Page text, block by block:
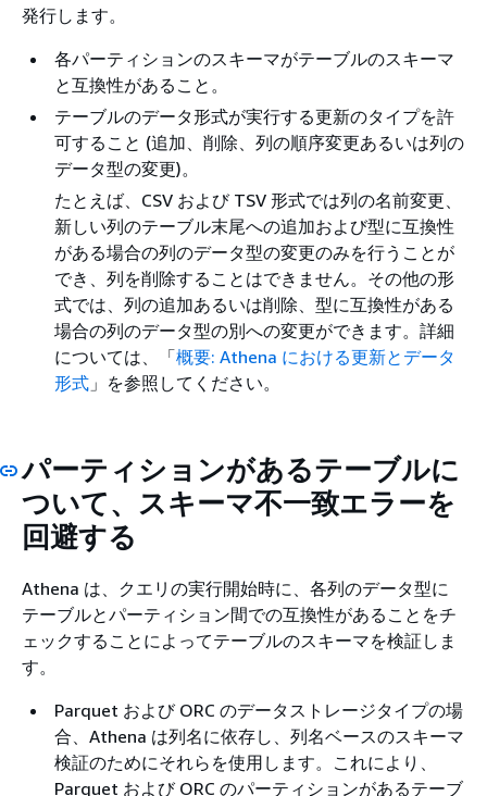
発行します。
各パーティションのスキーマがテーブルのスキーマ
と互換性があること。
テーブルのデータ形式が実行する更新のタイプを許
可すること (追加、削除、列の順序変更あるいは列の
データ型の変更)。
たとえば、CSV および TSV 形式では列の名前変更、
新しい列のテーブル末尾への追加および型に互換性
がある場合の列のデータ型の変更のみを行うことが
でき、列を削除することはできません。その他の形
式では、列の追加あるいは削除、型に互換性がある
場合の列のデータ型の別への変更ができます。詳細
については、「概要: Athena における更新とデータ
形式 」を参照してください。
パーティションがあるテーブルに
ついて、スキーマ不一致エラーを
回避する
Athena は、クエリの実行開始時に、各列のデータ型に
テーブルとパーティション間での互換性があることをチ
ェックすることによってテーブルのスキーマを検証しま
す。
Parquet および ORC のデータストレージタイプの場
合、Athena は列名に依存し、列名ベースのスキーマ
検証のためにそれらを使用します。これにより、
Parquet および ORC のパーティションがあるテーブ